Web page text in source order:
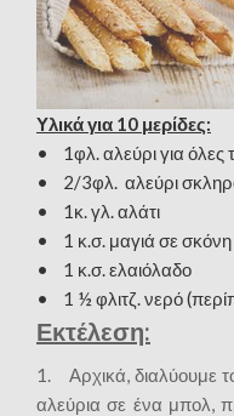
Υλικά για 10 μερίδες:
• 1φλ. αλεύρι για όλες
• 2/3φλ. αλεύρι
• 1κ. γλ. αλάτι
• 1 κ.σ. μαγιά σε σκόνη
• 1 κ.σ. ελαιόλαδο
• 1 ½ φλιτζ. νερό
Εκτέλεση:
1. Αρχικά, διαλύουμε
αλεύρια σε ένα μπολ,